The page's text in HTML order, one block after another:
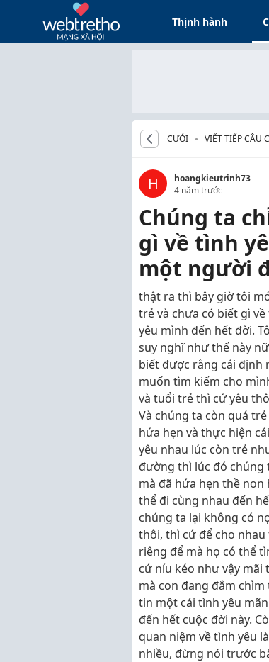
Thịnh hành
CƯỚI VIẾT TIẾP CÂU
H
hoangkieutrinh73
4 năm trước
Chúng ta
gì về tình
một người
thật ra thì bây giờ tôi
trẻ và chưa có biết gì
yêu mình đến hết đời.
suy nghĩ như thế này
biết được rằng cái định
muốn tìm kiếm cho
và tuổi trẻ thì cứ yêu
Và chúng ta còn quá
hứa hẹn và thực hiện
yêu nhau lúc còn trẻ
đường thì lúc đó chúng
mà đã hứa hẹn thề
thể đi cùng nhau đến
chúng ta lại không có
thôi, thì cứ để cho
riêng để mà họ có thể
cứ níu kéo như vậy mãi
mà con đang đắm
tin một cái tình yêu
đến hết cuộc đời này.
quan niệm về tình yêu
nhiều, đừng nói trước